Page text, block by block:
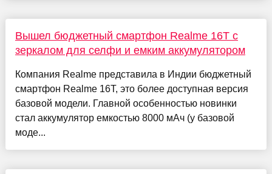
Вышел бюджетный смартфон Realme 16T с
зеркалом для селфи и емким аккумулятором
Компания Realme представила в Индии бюджетный
смартфон Realme 16T, это более доступная версия
базовой модели. Главной особенностью новинки
стал аккумулятор емкостью 8000 мАч (у базовой
моде...